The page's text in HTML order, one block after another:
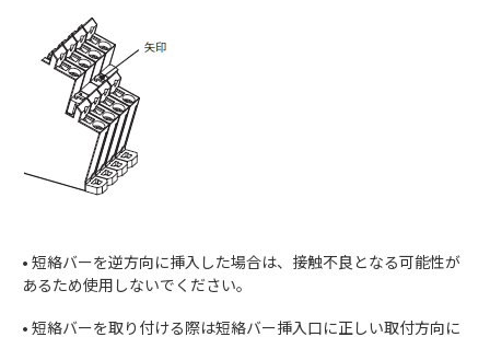
• 短絡バーを逆方向に挿入した場合は、接触不良となる可能性が
あるため使用しないでください。
• 短絡バーを取り付ける際は短絡バー挿入口に正しい取付方向に